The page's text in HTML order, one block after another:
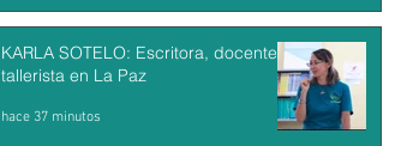
KARLA SOTELO: Escritora, docente y
tallerista en La Paz
hace 37 minutos